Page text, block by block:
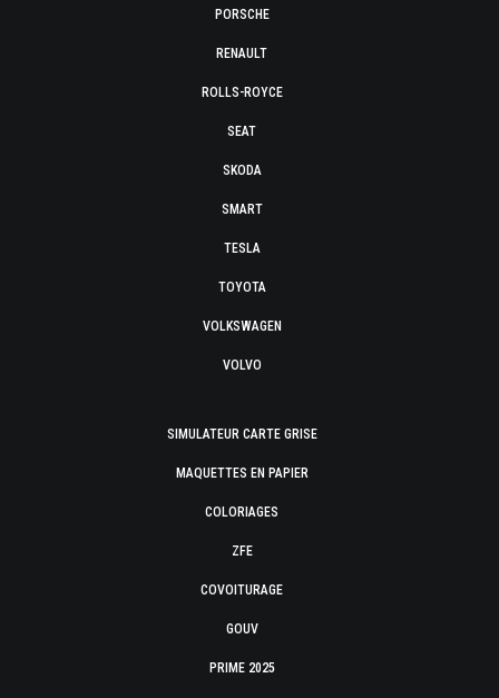
PORSCHE
RENAULT
ROLLS-ROYCE
SEAT
SKODA
SMART
TESLA
TOYOTA
VOLKSWAGEN
VOLVO
SIMULATEUR CARTE GRISE
MAQUETTES EN PAPIER
COLORIAGES
ZFE
COVOITURAGE
GOUV
PRIME 2025